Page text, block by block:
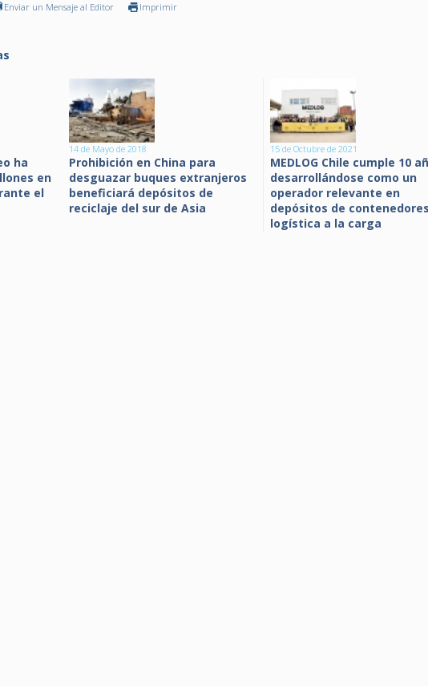
Enviar un Mensaje al Editor Imprimir
ha
en
el
14 de Mayo de 2018
Prohibición en China para
desguazar buques extranjeros
beneficiará depósitos de
reciclaje del sur de Asia
15 de Octubre de 2021
MEDLOG Chile cumple 10
desarrollándose como un
operador relevante en
depósitos de
logística a la carga